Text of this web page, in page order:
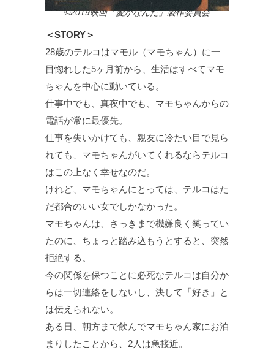
©2019映画「愛がなんだ」製作委員会
＜STORY＞
28歳のテルコはマモル（マモちゃん）に一
目惚れした5ヶ月前から、生活はすべてマモ
ちゃんを中心に動いている。
仕事中でも、真夜中でも、マモちゃんからの
電話が常に最優先。
仕事を失いかけても、親友に冷たい目で見ら
れても、マモちゃんがいてくれるならテルコ
はこの上なく幸せなのだ。
けれど、マモちゃんにとっては、テルコはた
だ都合のいい女でしかなかった。
マモちゃんは、さっきまで機嫌良く笑ってい
たのに、ちょっと踏み込もうとすると、突然
拒絶する。
今の関係を保つことに必死なテルコは自分か
らは一切連絡をしないし、決して「好き」と
は伝えられない。
ある日、朝方まで飲んでマモちゃん家にお泊
まりしたことから、2人は急接近。